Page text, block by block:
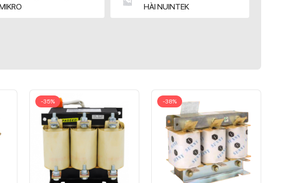
HÀI NUINTEK
-35% -38%